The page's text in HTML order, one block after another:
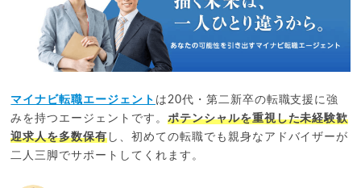
マイナビ転職エージェント は20代・第二新卒の転職支援に強
みを持つエージェントです。 ポテンシャルを重視した未経験歓
迎求人を多数保有 し、初めての転職でも親身なアドバイザーが
二人三脚でサポートしてくれます。